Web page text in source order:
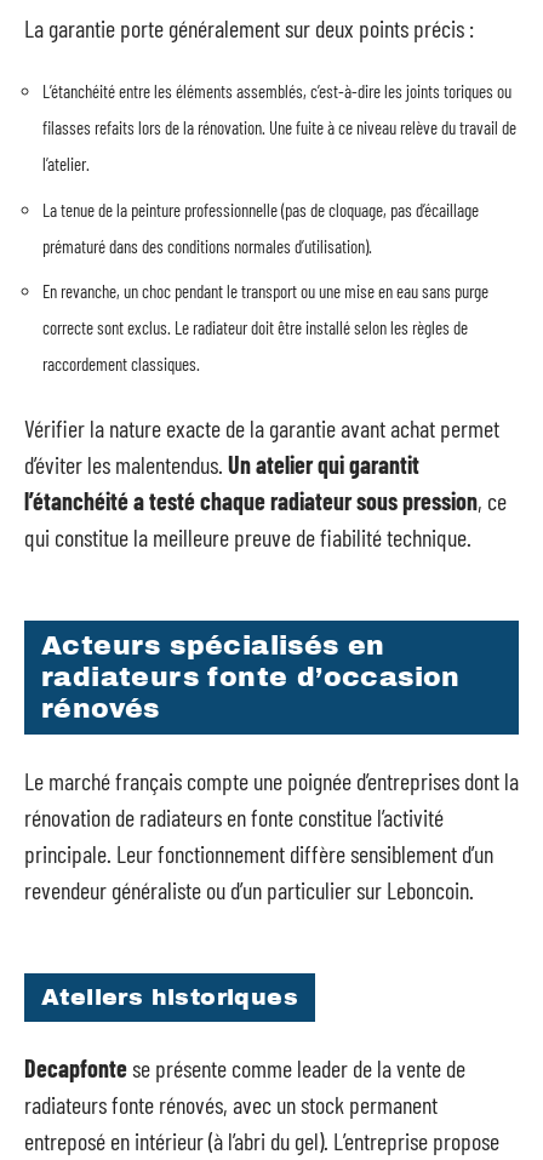
La garantie porte généralement sur deux points précis :
L’étanchéité entre les éléments assemblés, c’est-à-dire les joints toriques ou
filasses refaits lors de la rénovation. Une fuite à ce niveau relève du travail de
l’atelier.
La tenue de la peinture professionnelle (pas de cloquage, pas d’écaillage
prématuré dans des conditions normales d’utilisation).
En revanche, un choc pendant le transport ou une mise en eau sans purge
correcte sont exclus. Le radiateur doit être installé selon les règles de
raccordement classiques.
Vérifier la nature exacte de la garantie avant achat permet
d’éviter les malentendus. Un atelier qui garantit
l’étanchéité a testé chaque radiateur sous pression, ce
qui constitue la meilleure preuve de fiabilité technique.
Acteurs spécialisés en
radiateurs fonte d’occasion
rénovés
Le marché français compte une poignée d’entreprises dont la
rénovation de radiateurs en fonte constitue l’activité
principale. Leur fonctionnement diffère sensiblement d’un
revendeur généraliste ou d’un particulier sur Leboncoin.
Ateliers historiques
Decapfontese présente comme leader de la vente de
radiateurs fonte rénovés, avec un stock permanent
entreposé en intérieur (à l’abri du gel). L’entreprise propose